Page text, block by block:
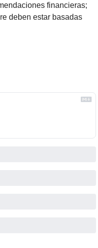
financieras;
deben estar basadas